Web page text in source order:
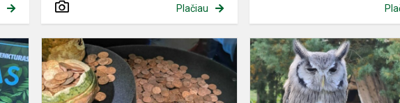
Plačiau
15
km
žygis
Aukštadvario
Edukacinė
pamoka
"Pinigų
muziejuje"